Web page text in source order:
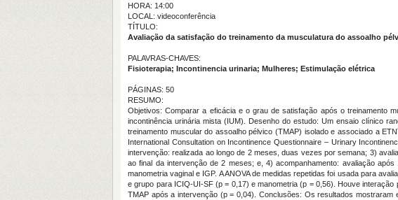
HORA: 14:00
LOCAL: videoconferência
TÍTULO:
Avaliação da satisfação do treinamento da musculatura do assoalho
PALAVRAS-CHAVES:
Fisioterapia; Incontinencia urinaria; Mulheres; Estimulação elétrica
PÁGINAS: 50
RESUMO:
Objetivos: Comparar a eficácia e o grau de satisfação após o treinamento
incontinência urinária mista (IUM). Desenho do estudo: Um ensaio clínico
treinamento muscular do assoalho pélvico (TMAP) isolado e associado a
International Consultation on Incontinence Questionnaire – Urinary
intervenção: realizada ao longo de 2 meses, duas vezes por semana; 3)
ao final da intervenção de 2 meses; e, 4) acompanhamento: avaliação
manometria vaginal e IGP. A ANOVA de medidas repetidas foi usada para
e grupo para ICIQ-UI-SF (p = 0,17) e manometria (p = 0,56). Houve
TMAP após a intervenção (p = 0,04). Conclusões: Os resultados